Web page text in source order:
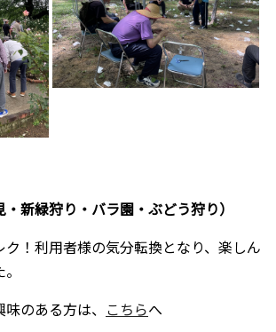
新緑狩り・バラ園・ぶどう狩り）
！利用者様の気分転換となり、楽しん
のある方は、 こちらへ